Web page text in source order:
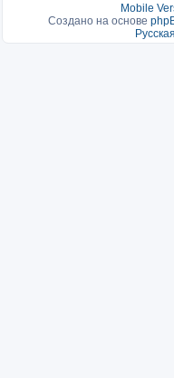
Mobile
Создано на основе